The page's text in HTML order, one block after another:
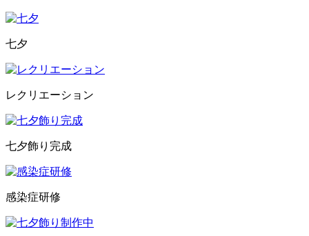
七夕
レクリエーション
七夕飾り完成
感染症研修